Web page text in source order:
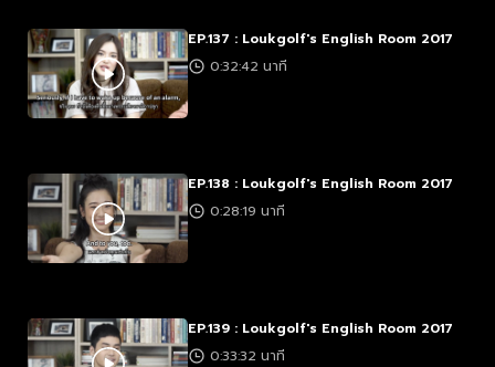
EP.137 : Loukgolf's English Room 2017
0:32:42 นาที
EP.138 : Loukgolf's English Room 2017
0:28:19 นาที
EP.139 : Loukgolf's English Room 2017
0:33:32 นาที